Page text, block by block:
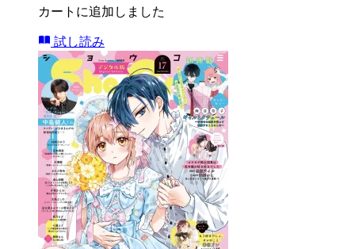
カートに追加しました
試し読み